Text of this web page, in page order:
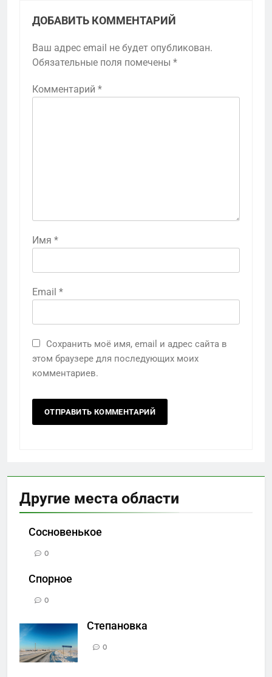
ДОБАВИТЬ КОММЕНТАРИЙ
Ваш адрес email не будет опубликован.
Обязательные поля помечены *
Комментарий *
Имя *
Email *
Сохранить моё имя, email и адрес сайта в
этом браузере для последующих моих
комментариев.
Другие места области
Сосновенькое
0
Спорное
0
Степановка
0